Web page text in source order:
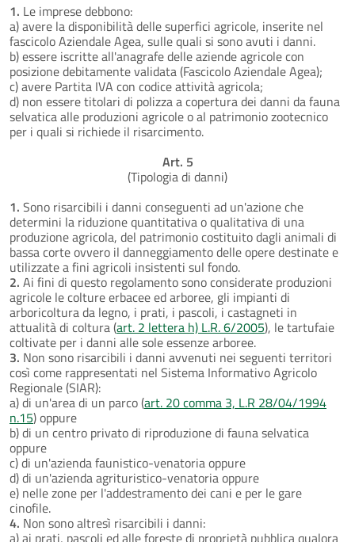
1. Le imprese debbono:
a) avere la disponibilità delle superfici agricole, inserite nel
fascicolo Aziendale Agea, sulle quali si sono avuti i danni.
b) essere iscritte all'anagrafe delle aziende agricole con
posizione debitamente validata (Fascicolo Aziendale Agea);
c) avere Partita IVA con codice attività agricola;
d) non essere titolari di polizza a copertura dei danni da fauna
selvatica alle produzioni agricole o al patrimonio zootecnico
per i quali si richiede il risarcimento.
Art. 5
(Tipologia di danni)
1. Sono risarcibili i danni conseguenti ad un'azione che
determini la riduzione quantitativa o qualitativa di una
produzione agricola, del patrimonio costituito dagli animali di
bassa corte ovvero il danneggiamento delle opere destinate e
utilizzate a fini agricoli insistenti sul fondo.
2. Ai fini di questo regolamento sono considerate produzioni
agricole le colture erbacee ed arboree, gli impianti di
arboricoltura da legno, i prati, i pascoli, i castagneti in
attualità di coltura (art. 2 lettera h) L.R. 6/2005), le tartufaie
coltivate per i danni alle sole essenze arboree.
3. Non sono risarcibili i danni avvenuti nei seguenti territori
così come rappresentati nel Sistema Informativo Agricolo
Regionale (SIAR):
a) di un'area di un parco (art. 20 comma 3, L.R 28/04/1994
n.15) oppure
b) di un centro privato di riproduzione di fauna selvatica
oppure
c) di un'azienda faunistico-venatoria oppure
d) di un'azienda agrituristico-venatoria oppure
e) nelle zone per l'addestramento dei cani e per le gare
cinofile.
4. Non sono altresì risarcibili i danni:
a) ai prati, pascoli ed alle foreste di proprietà pubblica qualora